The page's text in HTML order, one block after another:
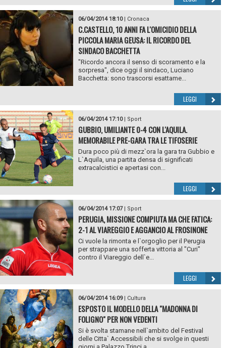
06/04/2014 18:10| Cronaca
C.CASTELLO, 10 ANNI FA L'OMICIDIO DELLA
PICCOLA MARIA GEUSA: IL RICORDO DEL
SINDACO BACCHETTA
"Ricordo ancora il senso di scoramento e la
sorpresa", dice oggi il sindaco, Luciano
Bacchetta: sono trascorsi esattame...
LEGGI
06/04/2014 17:10| Sport
GUBBIO, UMILIANTE 0-4 CON L'AQUILA.
MEMORABILE PRE-GARA TRA LE TIFOSERIE
Dura poco più di mezz`ora la gara tra Gubbio e
L`Aquila, una partita densa di significati
extracalcistici e apertasi con...
LEGGI
06/04/2014 17:07| Sport
PERUGIA, MISSIONE COMPIUTA MA CHE FATICA:
2-1 AL VIAREGGIO E AGGANCIO AL FROSINONE
Ci vuole la rimonta e l`orgoglio per il Perugia
per strappare una sofferta vittoria al "Curi"
contro il Viareggio dell`e...
LEGGI
06/04/2014 16:09| Cultura
ESPOSTO IL MODELLO DELLA "MADONNA DI
FOLIGNO" PER NON VEDENTI
Si è svolta stamane nell`ambito del Festival
delle Citta` Accessibili che si svolge in questi